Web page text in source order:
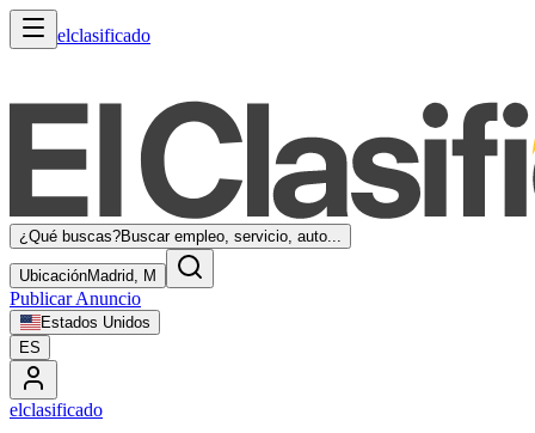
elclasificado
¿Qué buscas?Buscar empleo, servicio, auto...
UbicaciónMadrid, M
Publicar Anuncio
Estados Unidos
ES
elclasificado